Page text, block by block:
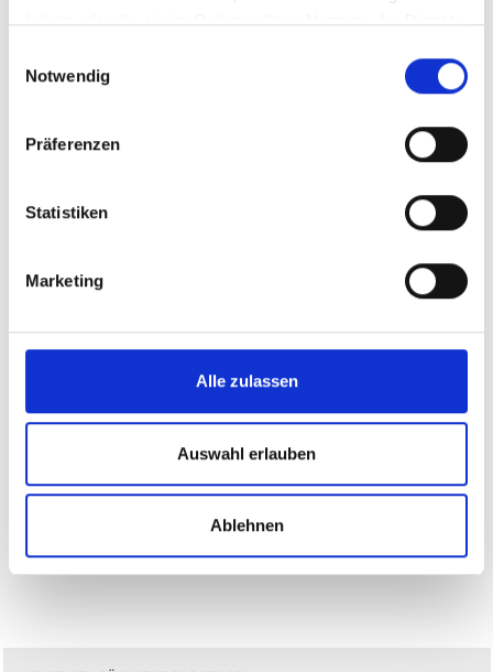
haben oder die sie im Rahmen Ihrer Nutzung der Dienste
Notwendig
Präferenzen
Statistiken
Marketing
Alle zulassen
Auswahl erlauben
Ablehnen
Produktnummer:
Bernadette Ehmanns
Beschreibung
überzeugt durch seine kompakte, kubische Form und
vielseitige Einsatzmögli…
Farbe & Pflege